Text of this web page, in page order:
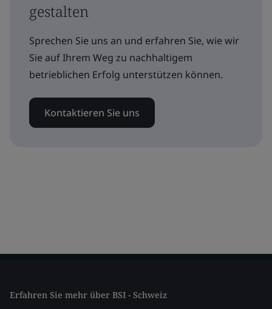
gestalten
Sprechen Sie uns an und erfahren Sie, wie wir
Sie auf Ihrem Weg zu nachhaltigem
betrieblichen Erfolg unterstützen können.
Kontaktieren Sie uns
Erfahren Sie mehr über BSI - Schweiz